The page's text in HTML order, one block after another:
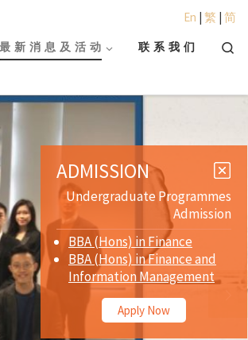
最 新 消 息 及 活 动 联 系 我 们
En | 繁 | 简
ADMISSION
Undergraduate Programmes
Admission
BBA (Hons) in Finance
BBA (Hons) in Finance and
Information Management
Apply Now